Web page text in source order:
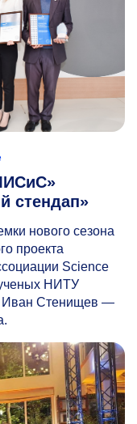
стендап»
нового сезона
проекта
Science
НИТУ
Стенищев —